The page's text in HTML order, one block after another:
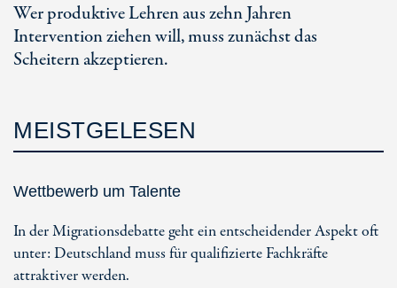
Wer produktive Lehren aus zehn Jahren
Intervention ziehen will, muss zunächst das
Scheitern akzeptieren.
MEISTGELESEN
Wettbewerb um Talente
In der Migrationsdebatte geht ein entscheidender Aspekt oft
unter: Deutschland muss für qualifizierte Fachkräfte
attraktiver werden.